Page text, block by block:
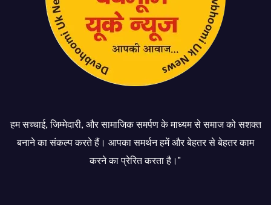
हम सच्चाई, जिम्मेदारी, और सामाजिक समर्पण के माध्यम से समाज को सशक्त
बनाने का संकल्प करते हैं। आपका समर्थन हमें और बेहतर से बेहतर काम
करने का प्रेरित करता है।"